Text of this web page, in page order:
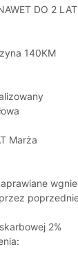
DO 2 LAT
140KM
Marża
2%